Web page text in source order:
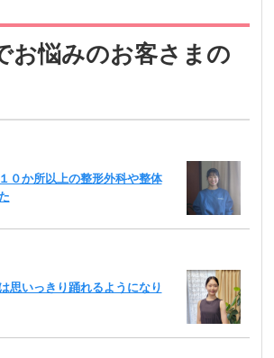
お悩みのお客さまの
０か所以上の整形外科や整体
思いっきり踊れるようになり